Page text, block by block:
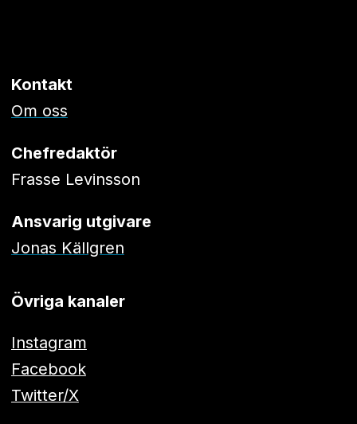
Kontakt
Om oss
Chefredaktör
Frasse Levinsson
Ansvarig utgivare
Jonas Källgren
Övriga kanaler
Instagram
Facebook
Twitter/X